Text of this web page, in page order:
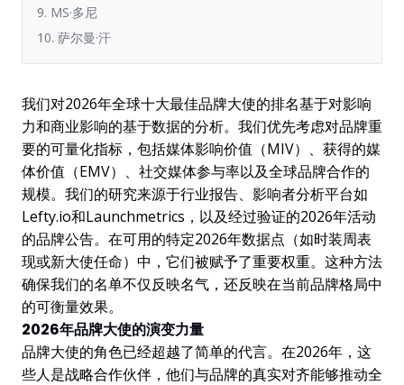
9. MS·多尼
10. 萨尔曼·汗
我们对2026年全球十大最佳品牌大使的排名基于对影响
力和商业影响的基于数据的分析。我们优先考虑对品牌重
要的可量化指标，包括媒体影响价值（MIV）、获得的媒
体价值（EMV）、社交媒体参与率以及全球品牌合作的
规模。我们的研究来源于行业报告、影响者分析平台如
Lefty.io和Launchmetrics，以及经过验证的2026年活动
的品牌公告。在可用的特定2026年数据点（如时装周表
现或新大使任命）中，它们被赋予了重要权重。这种方法
确保我们的名单不仅反映名气，还反映在当前品牌格局中
的可衡量效果。
2026年品牌大使的演变力量
品牌大使的角色已经超越了简单的代言。在2026年，这
些人是战略合作伙伴，他们与品牌的真实对齐能够推动全